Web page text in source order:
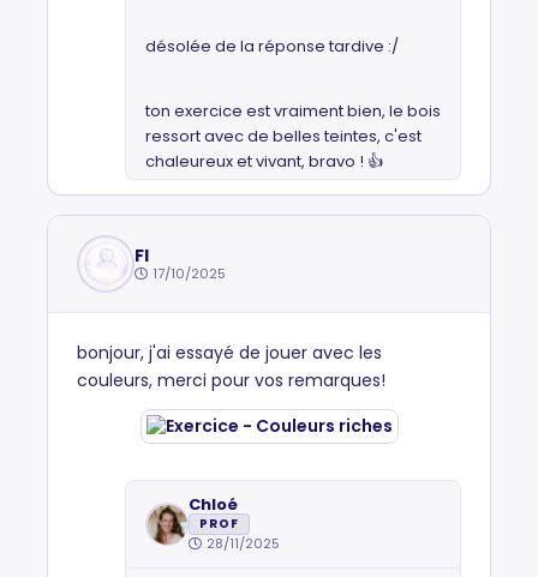
désolée de la réponse tardive :/
ton exercice est vraiment bien, le bois
ressort avec de belles teintes, c'est
chaleureux et vivant, bravo ! 👍
Fl
17/10/2025
bonjour, j'ai essayé de jouer avec les
couleurs, merci pour vos remarques!
Chloé
PROF
28/11/2025